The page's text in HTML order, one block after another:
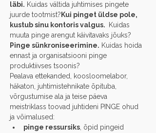
läbi. Kuidas vältida juhtimises pingete
juurde tootmist? Kui pinget üldse pole,
kustub sinu kontoris valgus.
Kuidas
muuta pinge arengut käivitavaks jõuks?
Pinge sünkroniseerimine. Kuidas hoida
ennast ja organisatsiooni pinge
produktiivses tsoonis?
Pealava ettekanded, koosloomelabor,
häkaton, juhtimistehnikate õpituba,
võrgustumise ala ja teise päeva
meistriklass toovad juhtideni PINGE ohud
ja võimalused:
pinge ressursiks , õpid pingeid